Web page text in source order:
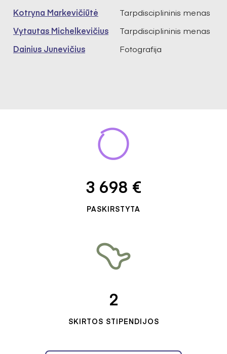
Kotryna Markevičiūtė
Tarpdisciplininis menas
Vytautas Michelkevičius
Tarpdisciplininis menas
Dainius Junevičius
Fotografija
3 698 €
PASKIRSTYTA
2
SKIRTOS STIPENDIJOS